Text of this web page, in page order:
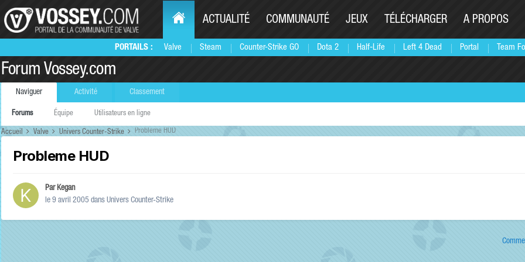
PORTAILS : Valve Steam Counter-Strike GO Dota 2 Half-Life Left 4 Dead Portal Team
ACTUALITÉ COMMUNAUTÉ JEUX TÉLÉCHARGER A PROPOS
Forum Vossey.com
Naviguer
Forums Équipe Utilisateurs en ligne
Activité Classement
Accueil Valve Univers Counter-Strike Probleme HUD
Probleme HUD
ParKegan
le 9 avril 2005 dans Univers Counter-Strike